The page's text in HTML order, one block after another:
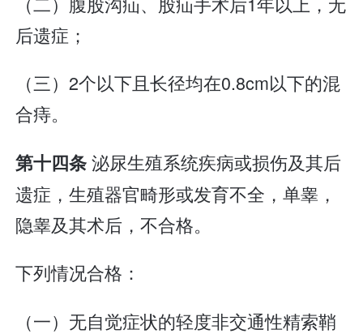
后遗症；
（三）2个以下且长径均在0.8cm以下的混
合痔。
第十四条泌尿生殖系统疾病或损伤及其后
遗症，生殖器官畸形或发育不全，单睾，
隐睾及其术后，不合格。
下列情况合格：
（一）无自觉症状的轻度非交通性精索鞘